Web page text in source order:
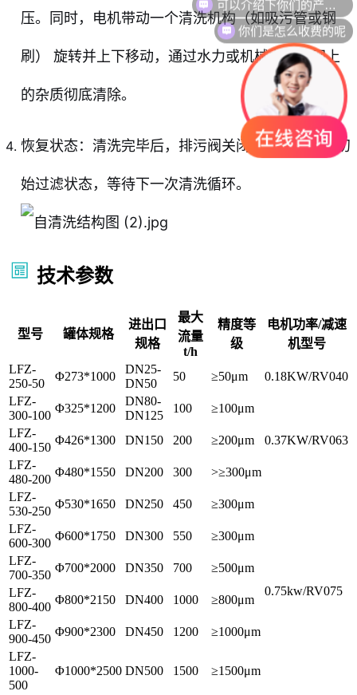
压。同时，电机带动一个清洗机构（如吸污管或钢
刷） 旋转并上下移动，通过水力或机械力将滤网上
的杂质彻底清除。
恢复状态：清洗完毕后，排污阀关闭，设备恢复到初
始过滤状态，等待下一次清洗循环。
技术参数
型号 罐体规格
进出口
规格
最大
流量
t/h
精度等
级
电机功率/减速
机型号
LFZ-
250-50
Φ273*1000
DN25-
DN50
50 ≥50μm
0.18KW/RV040
LFZ-
300-100
Φ325*1200
DN80-
DN125
100 ≥100μm
0.37KW/RV063
LFZ-
400-150
Φ426*1300 DN150 200
≥200μm
LFZ-
480-200
Φ480*1550 DN200 300
>≥300μm
LFZ-
530-250
Φ530*1650 DN250 450 ≥300μm
0.75kw/RV075
LFZ-
600-300
Φ600*1750 DN300 550
≥300μm
LFZ-
700-350
Φ700*2000 DN350 700
≥500μm
LFZ-
800-400
Φ800*2150 DN400 1000
≥800μm
LFZ-
900-450
Φ900*2300 DN450 1200
≥1000μm
LFZ-
1000-
500
Φ1000*2500 DN500 1500 ≥1500μm
你们是怎么收费的呢